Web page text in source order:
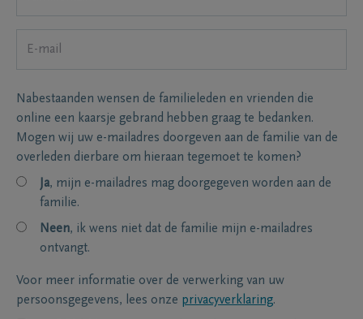
Nabestaanden wensen de familieleden en vrienden die
online een kaarsje gebrand hebben graag te bedanken.
Mogen wij uw e-mailadres doorgeven aan de familie van de
overleden dierbare om hieraan tegemoet te komen?
Ja, mijn e-mailadres mag doorgegeven worden aan de
familie.
Neen, ik wens niet dat de familie mijn e-mailadres
ontvangt.
Voor meer informatie over de verwerking van uw
persoonsgegevens, lees onze privacyverklaring.